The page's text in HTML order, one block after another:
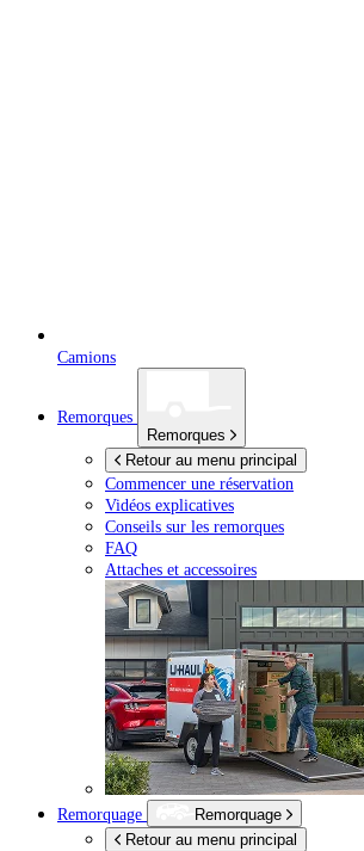
Camions
Remorques
Remorques
Retour au menu principal
Commencer une réservation
Vidéos explicatives
Conseils sur les remorques
FAQ
Attaches et accessoires
Remorquage
Remorquage
Retour au menu principal